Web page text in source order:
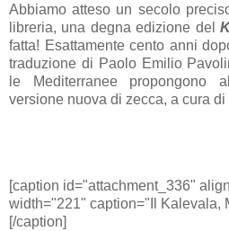
Abbiamo atteso un secolo
libreria, una degna edizione del
fatta! Esattamente cento anni
traduzione di Paolo Emilio
le Mediterranee propongono
versione nuova di zecca, a cura
[caption id="attachment_336"
width="221" caption="Il Kalevala,
[/caption]